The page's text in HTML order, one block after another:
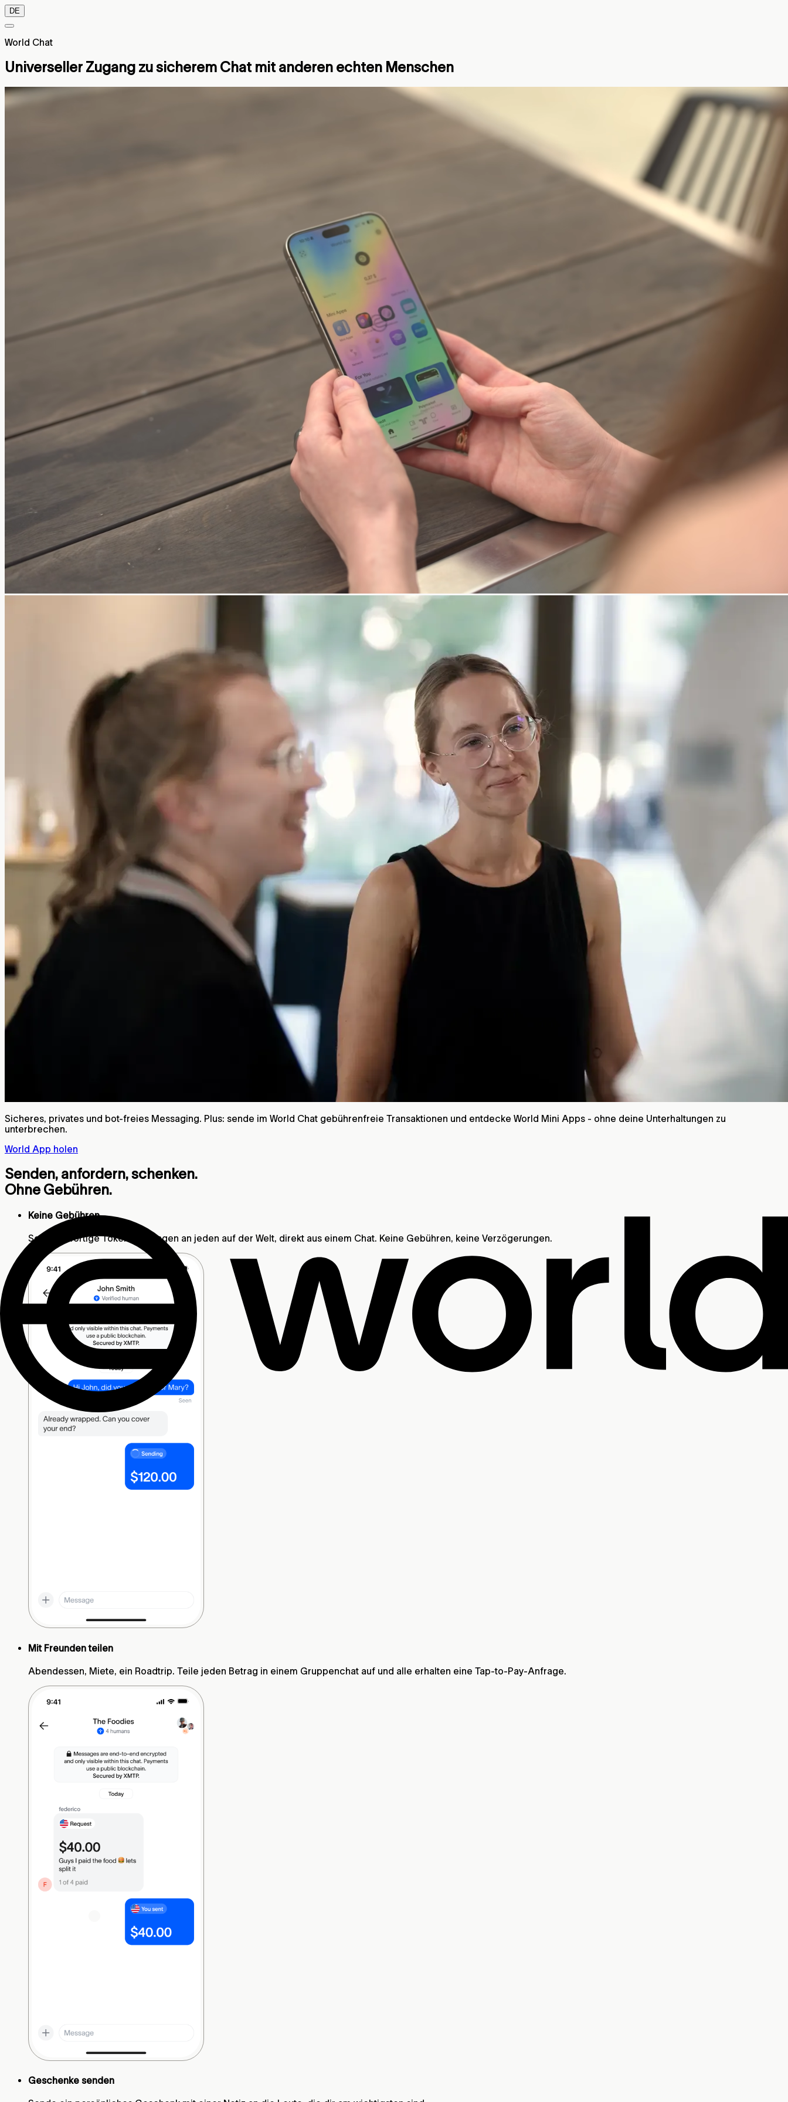
DE
World Chat
Universeller Zugang zu sicherem Chat mit anderen echten Menschen
Sicheres, privates und bot-freies Messaging. Plus: sende im World Chat gebührenfreie Transaktionen und entdecke World Mini Apps - ohne deine Unterhaltungen zu
unterbrechen.
World App holen
Senden, anfordern, schenken.
Ohne Gebühren.
Keine Gebühren
Sende sofortige Token-Zahlungen an jeden auf der Welt, direkt aus einem Chat. Keine Gebühren, keine Verzögerungen.
Mit Freunden teilen
Abendessen, Miete, ein Roadtrip. Teile jeden Betrag in einem Gruppenchat auf und alle erhalten eine Tap-to-Pay-Anfrage.
Geschenke senden